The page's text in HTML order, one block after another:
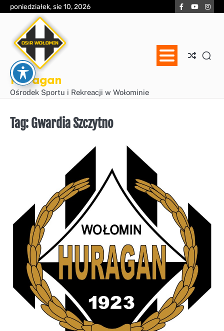
Skip
content
poniedziałek, sie 10, 2026 Facebook
YouTube
Huragan
Ośrodek Sportu i Rekreacji w Wołominie
Tag:Gwardia Szczytno